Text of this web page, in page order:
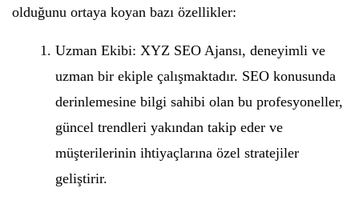
olduğunu ortaya koyan bazı özellikler:
Uzman Ekibi: XYZ SEO Ajansı, deneyimli ve
uzman bir ekiple çalışmaktadır. SEO konusunda
derinlemesine bilgi sahibi olan bu profesyoneller,
güncel trendleri yakından takip eder ve
müşterilerinin ihtiyaçlarına özel stratejiler
geliştirir.